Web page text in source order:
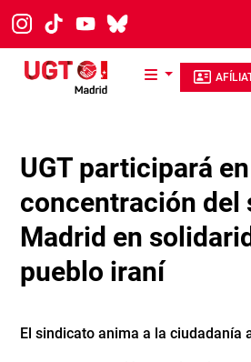
Pasar al contenido principal
UGT participará
concentración del
Madrid en
pueblo iraní
El sindicato anima a la ciudadanía